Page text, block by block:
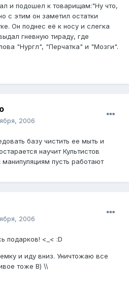
и подошел к товарищам:"Ну что,
с этим он заметил остатки
Он поднес её к носу и слегка
гневную тираду, где
"Нургл", "Перчатка" и "Мозги".
2006
базу чистить ее мыть и
научит Культистов
пусть работают
2006
подарков! <_< :D
и иду вниз. Уничтожаю все
тоже В) \\